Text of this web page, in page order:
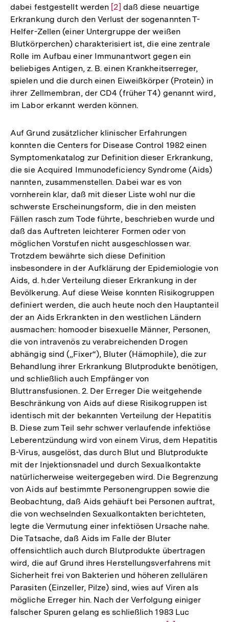
dabei festgestellt werden Zur
Auflösung
der
Fußnote
[2] daß diese neuartige
Erkrankung durch den Verlust der sogenannten T-
Helfer-Zellen (einer Untergruppe der weißen
Blutkörperchen) charakterisiert ist, die eine zentrale
Rolle im Aufbau einer Immunantwort gegen ein
beliebiges Antigen, z. B. einen Krankheitserreger,
spielen und die durch einen Eiweißkörper (Protein) in
ihrer Zellmembran, der CD4 (früher T4) genannt wird,
im Labor erkannt werden können.
Auf Grund zusätzlicher klinischer Erfahrungen
konnten die Centers for Disease Control 1982 einen
Symptomenkatalog zur Definition dieser Erkrankung,
die sie Acquired Immunodeficiency Syndrome (Aids)
nannten, zusammenstellen. Dabei war es von
vornherein klar, daß mit dieser Liste wohl nur die
schwerste Erscheinungsform, die in den meisten
Fällen rasch zum Tode führte, beschrieben wurde und
daß das Auftreten leichterer Formen oder von
möglichen Vorstufen nicht ausgeschlossen war.
Trotzdem bewährte sich diese Definition
insbesondere in der Aufklärung der Epidemiologie von
Aids, d. h.der Verteilung dieser Erkrankung in der
Bevölkerung. Auf diese Weise konnten Risikogruppen
definiert werden, die auch heute noch den Hauptanteil
der an Aids Erkrankten in den westlichen Ländern
ausmachen: homooder bisexuelle Männer, Personen,
die von intravenös zu verabreichenden Drogen
abhängig sind („Fixer“), Bluter (Hämophile), die zur
Behandlung ihrer Erkrankung Blutprodukte benötigen,
und schließlich auch Empfänger von
Bluttransfusionen. 2. Der Erreger Die weitgehende
Beschränkung von Aids auf diese Risikogruppen ist
identisch mit der bekannten Verteilung der Hepatitis
B. Diese zum Teil sehr schwer verlaufende infektiöse
Leberentzündung wird von einem Virus, dem Hepatitis
B-Virus, ausgelöst, das durch Blut und Blutprodukte
mit der Injektionsnadel und durch Sexualkontakte
natürlicherweise weitergegeben wird. Die Begrenzung
von Aids auf bestimmte Personengruppen sowie die
Beobachtung, daß Aids gehäuft bei Personen auftrat,
die von wechselnden Sexualkontakten berichteten,
legte die Vermutung einer infektiösen Ursache nahe.
Die Tatsache, daß Aids im Falle der Bluter
offensichtlich auch durch Blutprodukte übertragen
wird, die auf Grund ihres Herstellungsverfahrens mit
Sicherheit frei von Bakterien und höheren zellulären
Parasiten (Einzeller, Pilze) sind, wies auf Viren als
mögliche Erreger hin. Nach der Verfolgung einiger
falscher Spuren gelang es schließlich 1983 Luc